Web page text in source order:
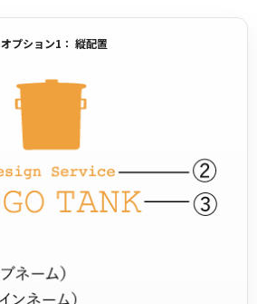
オプション1： 縦配置